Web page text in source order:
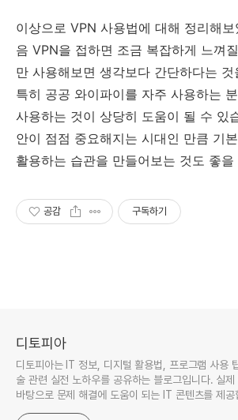
이상으로 VPN 사용법에 대해 정리해
음 VPN을 접하면 조금 복잡하게 느껴
만 사용해보면 생각보다 간단하다는
특히 공공 와이파이를 자주 사용하는
사용하는 것이 상당히 도움이 될 수 있
안이 점점 중요해지는 시대인 만큼 기
활용하는 습관을 만들어보는 것도 좋을
공감 구독하기
디토피아
디토피아는 IT 정보, 디지털 활용법, 프로그램 사용
술 관련 실전 노하우를 공유하는 블로그입니다. 실제
바탕으로 문제 해결에 도움이 되는 IT 콘텐츠를 제공